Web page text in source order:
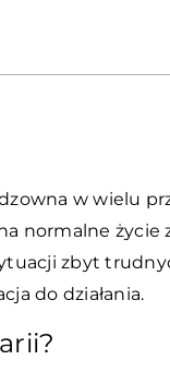
w wielu
normalne życie
zbyt
do działania.